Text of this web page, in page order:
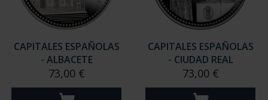
CAPITALES ESPAÑOLAS
- ALBACETE
73,00 €
CAPITALES ESPAÑOLAS
- CIUDAD REAL
73,00 €